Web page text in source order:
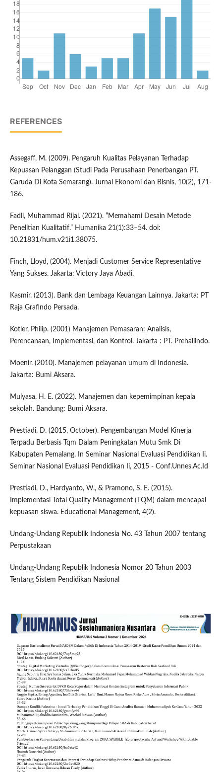
REFERENCES
Assegaff, M. (2009). Pengaruh Kualitas Pelayanan Terhadap
Kepuasan Pelanggan (Studi Pada Perusahaan Penerbangan PT.
Garuda Di Kota Semarang). Jurnal Ekonomi dan Bisnis, 10(2), 171-
186.
Fadli, Muhammad Rijal. (2021). “Memahami Desain Metode
Penelitian Kualitatif.” Humanika 21(1):33–54. doi:
10.21831/hum.v21i1.38075.
Finch, Lloyd, (2004). Menjadi Customer Service Representative
Yang Sukses. Jakarta: Victory Jaya Abadi.
Kasmir. (2013). Bank dan Lembaga Keuangan Lainnya. Jakarta: PT
Raja Grafindo Persada.
Kotler, Philip. (2001) Manajemen Pemasaran: Analisis,
Perencanaan, Implementasi, dan Kontrol. Jakarta : PT. Prehallindo.
Moenir. (2010). Manajemen pelayanan umum di Indonesia.
Jakarta: Bumi Aksara.
Mulyasa, H. E. (2022). Manajemen dan kepemimpinan kepala
sekolah. Bandung: Bumi Aksara.
Prestiadi, D. (2015, October). Pengembangan Model Kinerja
Terpadu Berbasis Tqm Dalam Peningkatan Mutu Smk Di
Kabupaten Pemalang. In Seminar Nasional Evaluasi Pendidikan Ii.
Seminar Nasional Evaluasi Pendidikan Ii, 2015 - Conf.Unnes.Ac.Id
Prestiadi, D., Hardyanto, W., & Pramono, S. E. (2015).
Implementasi Total Quality Management (TQM) dalam mencapai
kepuasan siswa. Educational Management, 4(2).
Undang-Undang Republik Indonesia No. 43 Tahun 2007 tentang
Perpustakaan
Undang-Undang Republik Indonesia Nomor 20 Tahun 2003
Tentang Sistem Pendidikan Nasional